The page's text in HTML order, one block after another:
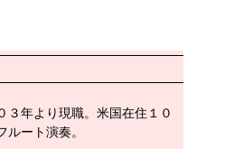
３年より現職。米国在住１０
ート演奏。